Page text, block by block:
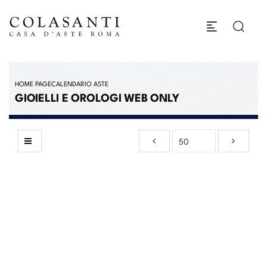
HOME PAGECALENDARIO ASTE
GIOIELLI E OROLOGI WEB ONLY